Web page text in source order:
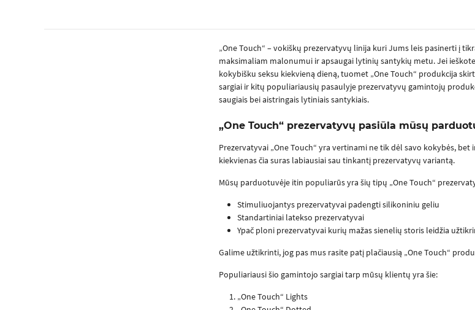
„One Touch“ – vokiškų prezervatyvų linija kuri Jums leis pasinerti į
maksimaliam malonumui ir apsaugai lytinių santykių metu. Jei
kokybišku seksu kiekvieną dieną, tuomet „One Touch“ produkcija
sargiai ir kitų populiariausių pasaulyje prezervatyvų gamintojų
saugiais bei aistringais lytiniais santykiais.
„One Touch“ prezervatyvų pasiūla mūsų
Prezervatyvai „One Touch“ yra vertinami ne tik dėl savo kokybės,
kiekvienas čia suras labiausiai sau tinkantį prezervatyvų variantą.
Mūsų parduotuvėje itin populiarūs yra šių tipų „One Touch“
Stimuliuojantys prezervatyvai padengti silikoniniu geliu
Standartiniai latekso prezervatyvai
Ypač ploni prezervatyvai kurių mažas sienelių storis leidžia
Galime užtikrinti, jog pas mus rasite patį plačiausią „One Touch“
Populiariausi šio gamintojo sargiai tarp mūsų klientų yra šie:
„One Touch“ Lights